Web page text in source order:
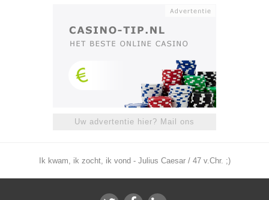
Uw advertentie hier? Mail ons
Ik kwam, ik zocht, ik vond - Julius Caesar / 47 v.Chr. ;)